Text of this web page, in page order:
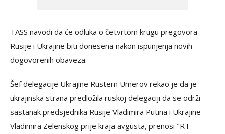
TASS navodi da će odluka o četvrtom krugu pregovora
Rusije i Ukrajine biti donesena nakon ispunjenja novih
dogovorenih obaveza.
Šef delegacije Ukrajine Rustem Umerov rekao je da je
ukrajinska strana predložila ruskoj delegaciji da se održi
sastanak predsjednika Rusije Vladimira Putina i Ukrajine
Vladimira Zelenskog prije kraja avgusta, prenosi "RT